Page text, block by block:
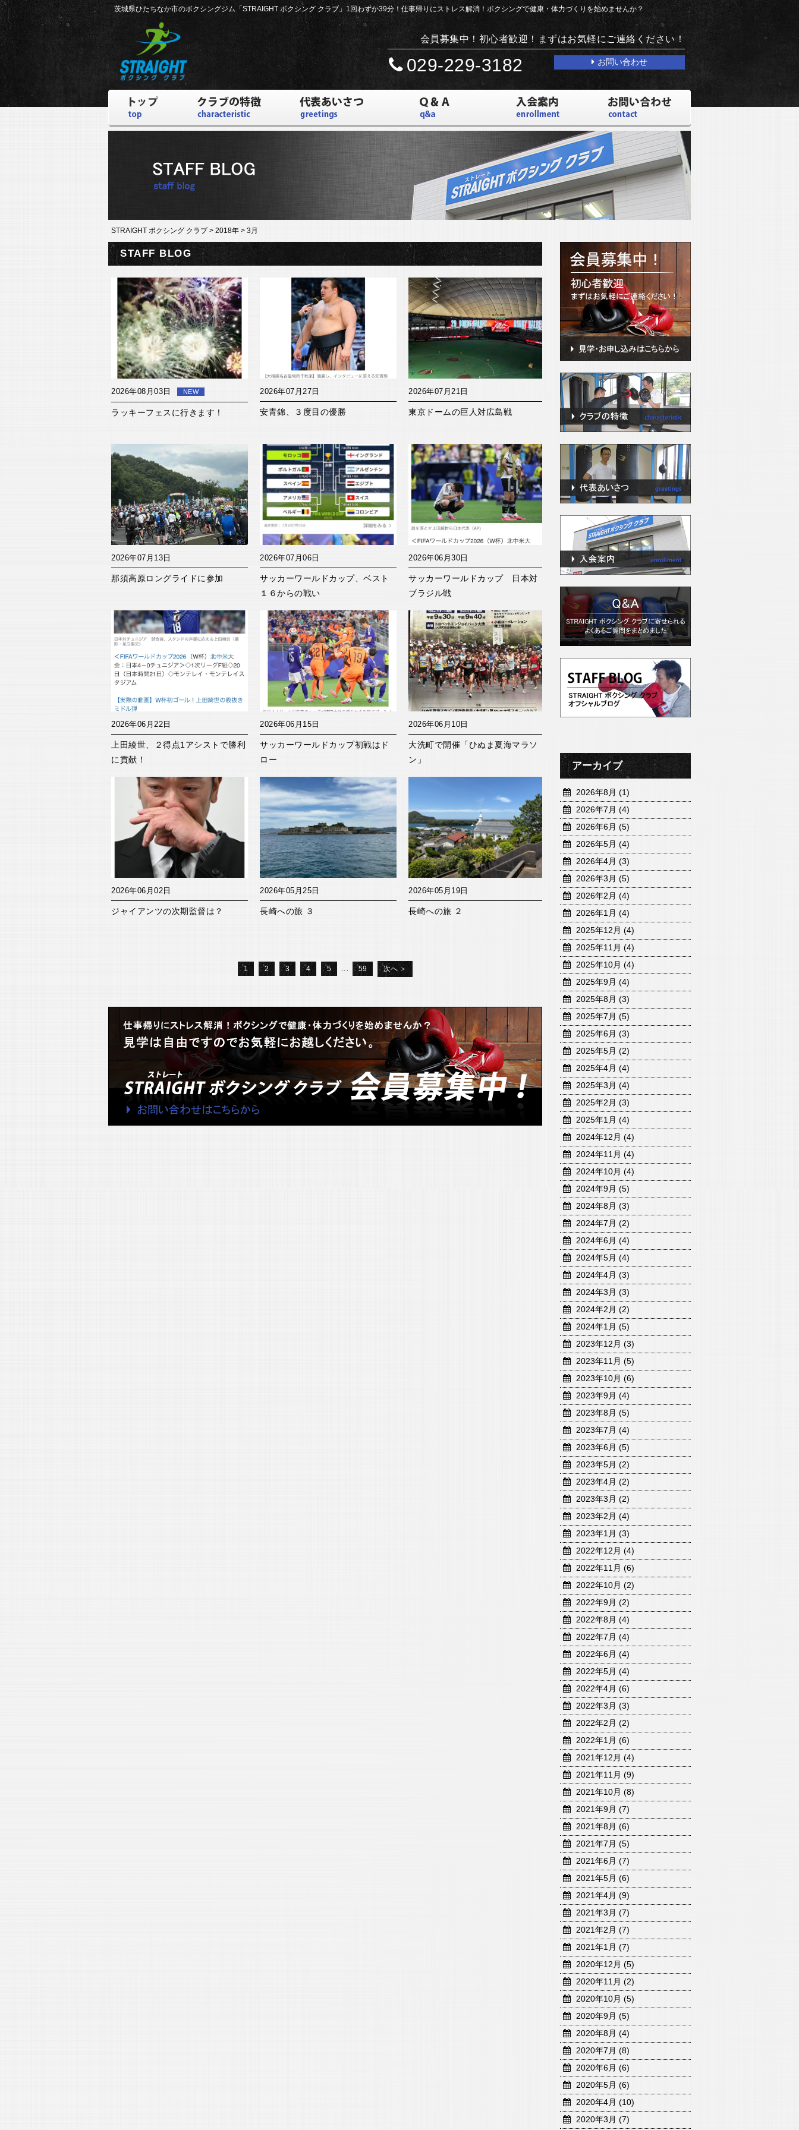
茨城県ひたちなか市のボクシングジム 「STRAIGHT ボクシング クラブ」 1回わずか39分！仕事帰りにストレス解消！ボクシングで健康・体力づくりを始めませんか？
会員募集中！初心者歓迎！まずはお気軽にご連絡ください！
029-229-3182 お問い合わせ
STRAIGHT ボクシング クラブ > 2018年 > 3月
STAFF BLOG
2026年08月03日 NEW
ラッキーフェスに行きます！
2026年07月27日
安青錦、３度目の優勝
2026年07月21日
東京ドームの巨人対広島戦
2026年07月13日
那須高原ロングライドに参加
2026年07月06日
サッカーワールドカップ、ベスト
１６からの戦い
2026年06月30日
サッカーワールドカップ 日本対
ブラジル戦
2026年06月22日
上田綾世、２得点1アシストで勝利
に貢献！
2026年06月15日
サッカーワールドカップ初戦はド
ロー
2026年06月10日
大洗町で開催「ひぬま夏海マラソ
ン」
2026年06月02日
ジャイアンツの次期監督は？
2026年05月25日
長崎への旅 ３
2026年05月19日
長崎への旅 ２
1 2 3 4 5 59 次へ ＞
アーカイブ
2026年8月 (1)
2026年7月 (4)
2026年6月 (5)
2026年5月 (4)
2026年4月 (3)
2026年3月 (5)
2026年2月 (4)
2026年1月 (4)
2025年12月 (4)
2025年11月 (4)
2025年10月 (4)
2025年9月 (4)
2025年8月 (3)
2025年7月 (5)
2025年6月 (3)
2025年5月 (2)
2025年4月 (4)
2025年3月 (4)
2025年2月 (3)
2025年1月 (4)
2024年12月 (4)
2024年11月 (4)
2024年10月 (4)
2024年9月 (5)
2024年8月 (3)
2024年7月 (2)
2024年6月 (4)
2024年5月 (4)
2024年4月 (3)
2024年3月 (3)
2024年2月 (2)
2024年1月 (5)
2023年12月 (3)
2023年11月 (5)
2023年10月 (6)
2023年9月 (4)
2023年8月 (5)
2023年7月 (4)
2023年6月 (5)
2023年5月 (2)
2023年4月 (2)
2023年3月 (2)
2023年2月 (4)
2023年1月 (3)
2022年12月 (4)
2022年11月 (6)
2022年10月 (2)
2022年9月 (2)
2022年8月 (4)
2022年7月 (4)
2022年6月 (4)
2022年5月 (4)
2022年4月 (6)
2022年3月 (3)
2022年2月 (2)
2022年1月 (6)
2021年12月 (4)
2021年11月 (9)
2021年10月 (8)
2021年9月 (7)
2021年8月 (6)
2021年7月 (5)
2021年6月 (7)
2021年5月 (6)
2021年4月 (9)
2021年3月 (7)
2021年2月 (7)
2021年1月 (7)
2020年12月 (5)
2020年11月 (2)
2020年10月 (5)
2020年9月 (5)
2020年8月 (4)
2020年7月 (8)
2020年6月 (6)
2020年5月 (6)
2020年4月 (10)
2020年3月 (7)